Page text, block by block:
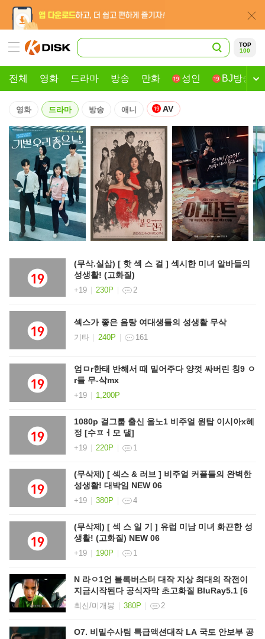
TOP
100
전체 영화 드라마 방송 만화 성인 BJ방송
영화 드라마 방송 애니 AV
(무삭.실삽) [ 핫 섹 스 걸 ] 섹시한 미녀 알바들의
성생활! (고화질)
+19 230P 2
섹스가 좋은 음탕 여대생들의 성생활 무삭
기타 240P 161
엄ㅁr한태 반해서 때 밀어주다 양껏 싸버린 칭9 ㅇ
r들 무-삭mx
+19 1,200P
1080p 걸그룹 출신 올노1 비주얼 원탑 이시아x혜
정 [수ㅍㅓ모 댈]
+19 220P 1
(무삭제) [ 섹스 & 러브 ] 비주얼 커플들의 완벽한
성생활! 대박임 NEW 06
+19 380P 4
(무삭제) [ 섹 스 일 기 ] 유럽 미남 미녀 화끈한 성
생활! (고화질) NEW 06
+19 190P 1
N 라ㅇ1언 블록버스터 대작 지상 최대의 작전이
지금시작된다 공식자막 초고화질 BluRay5.1 [6
최신/미개봉 380P 2
O7. 비밀수사팀 특급액션대작 LA 국토 안보부 공